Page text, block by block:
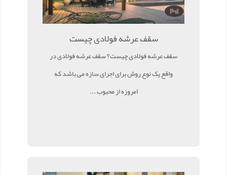
سقف عرشه فولادی چیست
سقف عرشه فولادی چیست؟ سقف عرشه فولادی در
واقع یک نوع روش برای اجرای سازه می باشد که
امروزه از محبوب ...